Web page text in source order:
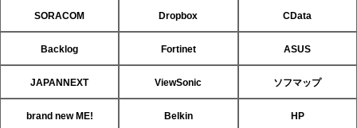
SORACOM Dropbox CData
Backlog Fortinet ASUS
JAPANNEXT ViewSonic ソフマップ
brand new ME! Belkin HP